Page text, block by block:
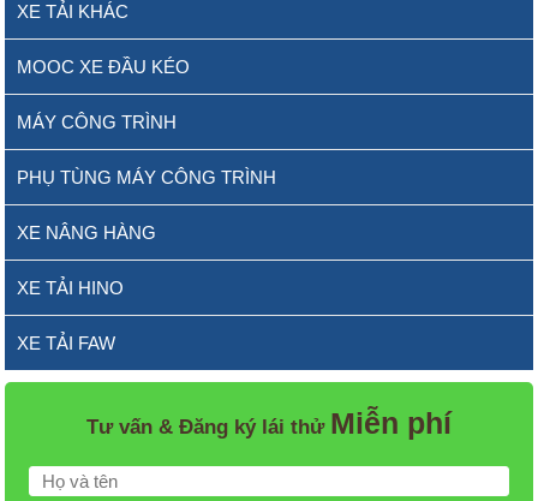
XE TẢI KHÁC
MOOC XE ĐẦU KÉO
MÁY CÔNG TRÌNH
PHỤ TÙNG MÁY CÔNG TRÌNH
XE NÂNG HÀNG
XE TẢI HINO
XE TẢI FAW
Tư vấn & Đăng ký lái thử Miễn phí